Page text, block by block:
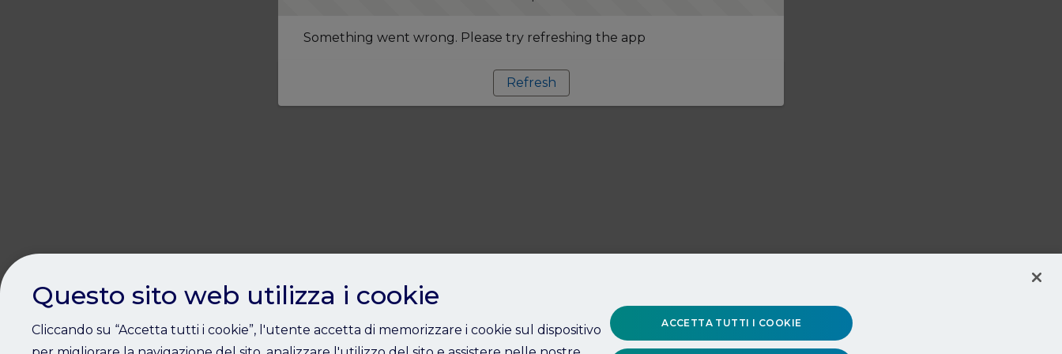
Something went wrong. Please try refreshing the app
Refresh
Questo sito web utilizza i cookie
Cliccando su “Accetta tutti i cookie”, l'utente accetta di memorizzare i cookie sul dispositivo
ACCETTA TUTTI I COOKIE